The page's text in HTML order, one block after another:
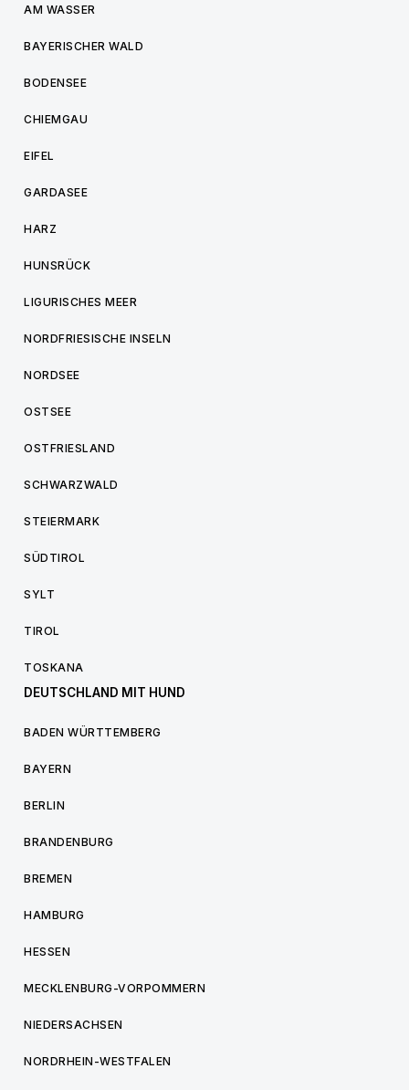
AM WASSER
BAYERISCHER WALD
BODENSEE
CHIEMGAU
EIFEL
GARDASEE
HARZ
HUNSRÜCK
LIGURISCHES MEER
NORDFRIESISCHE INSELN
NORDSEE
OSTSEE
OSTFRIESLAND
SCHWARZWALD
STEIERMARK
SÜDTIROL
SYLT
TIROL
TOSKANA
DEUTSCHLAND MIT HUND
BADEN WÜRTTEMBERG
BAYERN
BERLIN
BRANDENBURG
BREMEN
HAMBURG
HESSEN
MECKLENBURG-VORPOMMERN
NIEDERSACHSEN
NORDRHEIN-WESTFALEN